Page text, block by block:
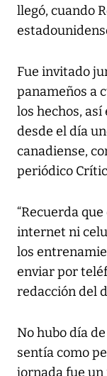
llegó, cuando
Fue invitado
panameños a
los hechos,
desde el día
canadiense,
periódico
“Recuerda
internet ni
los
enviar por
redacción del
No hubo día de
sentía como
jornada fue